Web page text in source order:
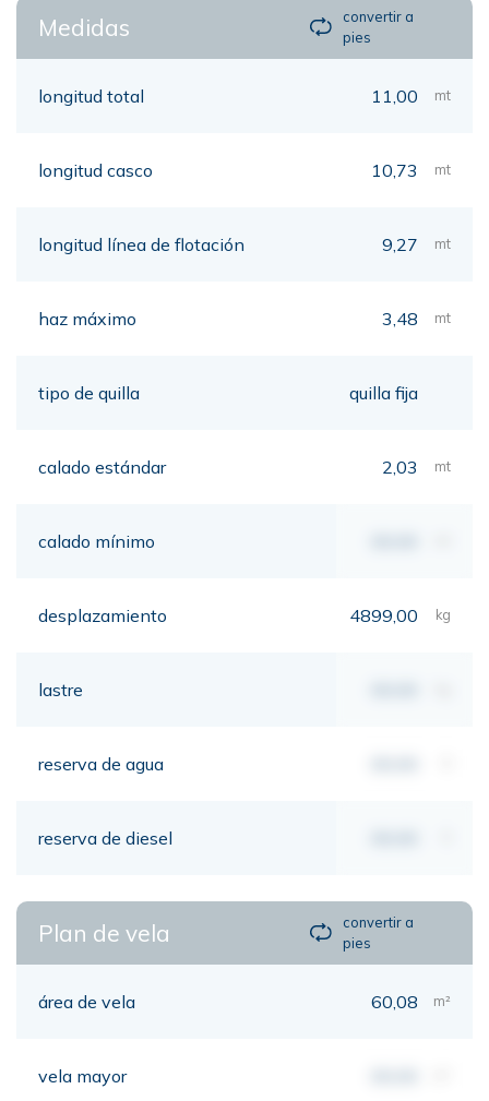
Medidas
convertir a
pies
longitud total 11,00 mt
longitud casco 10,73 mt
longitud línea de flotación 9,27 mt
haz máximo 3,48 mt
tipo de quilla quilla fija
calado estándar 2,03 mt
calado mínimo
desplazamiento 4899,00 kg
lastre
reserva de agua
reserva de diesel
Plan de vela
convertir a
pies
área de vela 60,08 m²
vela mayor